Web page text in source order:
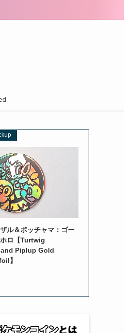
ル＆ポッチャマ：ゴー
ロ【Turtwig
Piplup Gold
】